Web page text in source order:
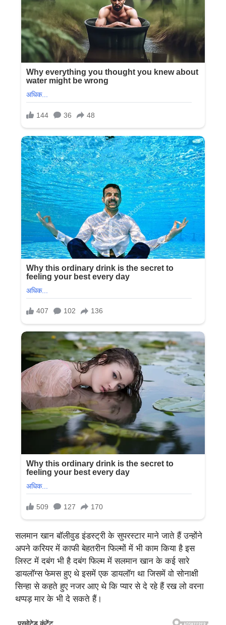
सलमान खान बॉलीवुड इंडस्ट्री के सुपरस्टार माने जाते हैं उन्होंने
अपने करियर में काफी बेहतरीन फिल्मों में भी काम किया है इस
लिस्ट में दबंग भी है दबंग फिल्म में सलमान खान के कई सारे
डायलॉग्स फेमस हुए थे इसमें एक डायलॉग था जिसमें वो सोनाक्षी
सिन्हा से कहते हुए नजर आए थे कि प्यार से दे रहे हैं रख लो वरना
थप्पड़ मार के भी दे सकते हैं।